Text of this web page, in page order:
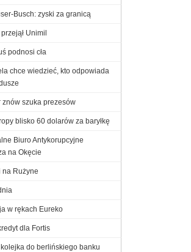
Busch: zyski za granicą
Unimil
podnosi cła
chce wiedzieć, kto odpowiada
znów szuka prezesów
blisko 60 dolarów za baryłkę
Biuro Antykorupcyjne
na Okęcie
na Rużyne
w rękach Eureko
dla Fortis
kolejka do berlińskiego banku